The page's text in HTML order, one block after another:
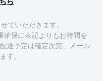
ていただきます。
確保に表記よりもお時間を
送予定は確定次第、メール
す。